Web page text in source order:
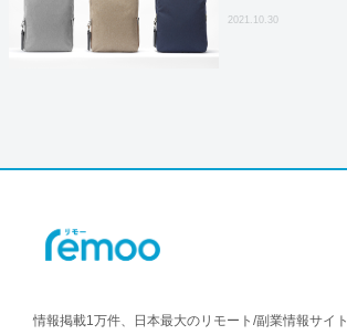
2021.10.30
情報掲載1万件、日本最大のリモート/副業情報サイト